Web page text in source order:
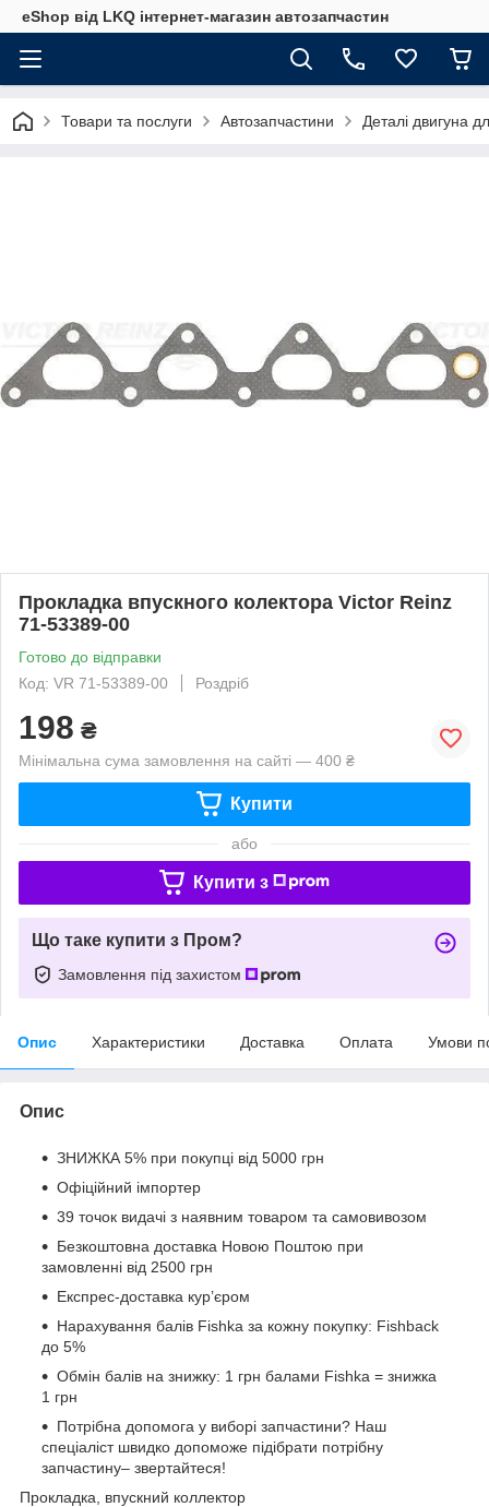
eShop від LKQ інтернет-магазин автозапчастин
Товари та послуги Автозапчастини Деталі двигуна
Прокладка впускного колектора Victor Reinz
71-53389-00
Готово до відправки
Код: VR 71-53389-00
Роздріб
198 ₴
Мінімальна сума замовлення на сайті — 400 ₴
Купити
або
Купити з
Що таке купити з Пром?
Замовлення під захистом
Опис Характеристики Доставка Оплата Умови
Опис
ЗНИЖКА 5% при покупці від 5000 грн
Офіційний імпортер
39 точок видачі з наявним товаром та самовивозом
Безкоштовна доставка Новою Поштою при
замовленні від 2500 грн
Експрес-доставка кур’єром
Нарахування балів Fishka за кожну покупку: Fishback
до 5%
Обмін балів на знижку: 1 грн балами Fishka = знижка
1 грн
Потрібна допомога у виборі запчастини? Наш
спеціаліст швидко допоможе підібрати потрібну
запчастину– звертайтеся!
Прокладка, впускний коллектор